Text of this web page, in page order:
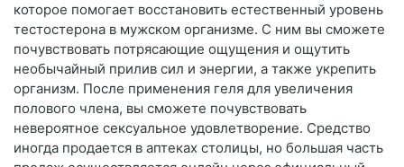
которое помогает восстановить естественный уровень
тестостерона в мужском организме. С ним вы сможете
почувствовать потрясающие ощущения и ощутить
необычайный прилив сил и энергии, а также укрепить
организм. После применения геля для увеличения
полового члена, вы сможете почувствовать
невероятное сексуальное удовлетворение. Средство
иногда продается в аптеках столицы, но большая часть